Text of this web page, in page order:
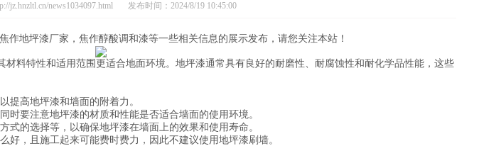
jz.hnzltl.cn/news1034097.html 发布时间：2024/8/19 10:45:00
焦作地坪漆厂家，焦作醇酸调和漆等一些相关信息的展示发布，请您关注本站！
料特性和适用范围更适合地面环境。地坪漆通常具有良好的耐磨性、耐腐蚀性和耐化学品性能，这些
提高地坪漆和墙面的附着力。
要注意地坪漆的材质和性能是否适合墙面的使用环境。
的选择等，以确保地坪漆在墙面上的效果和使用寿命。
，且施工起来可能费时费力，因此不建议使用地坪漆刷墙。